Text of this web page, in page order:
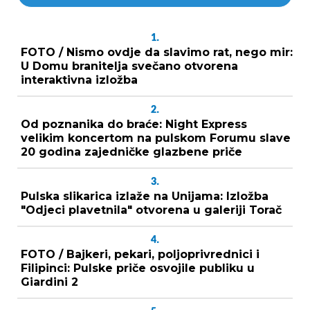
1.
FOTO / Nismo ovdje da slavimo rat, nego mir:
U Domu branitelja svečano otvorena
interaktivna izložba
2.
Od poznanika do braće: Night Express
velikim koncertom na pulskom Forumu slave
20 godina zajedničke glazbene priče
3.
Pulska slikarica izlaže na Unijama: Izložba
"Odjeci plavetnila" otvorena u galeriji Torač
4.
FOTO / Bajkeri, pekari, poljoprivrednici i
Filipinci: Pulske priče osvojile publiku u
Giardini 2